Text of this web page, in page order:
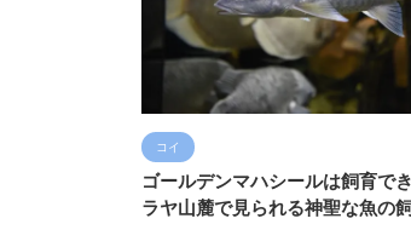
コイ
ゴールデンマハシールは飼育で
ラヤ山麓で見られる神聖な魚の